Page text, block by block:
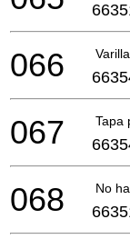
066
Tapa
067
No
068